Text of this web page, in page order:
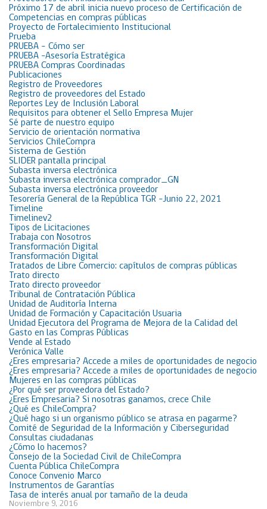
Próximo 17 de abril inicia nuevo proceso de Certificación de
Competencias en compras públicas
Proyecto de Fortalecimiento Institucional
Prueba
PRUEBA – Cómo ser
PRUEBA -Asesoría Estratégica
PRUEBA Compras Coordinadas
Publicaciones
Registro de Proveedores
Registro de proveedores del Estado
Reportes Ley de Inclusión Laboral
Requisitos para obtener el Sello Empresa Mujer
Sé parte de nuestro equipo
Servicio de orientación normativa
Servicios ChileCompra
Sistema de Gestión
SLIDER pantalla principal
Subasta inversa electrónica
Subasta inversa electrónica comprador_GN
Subasta inversa electrónica proveedor
Tesorería General de la República TGR -Junio 22, 2021
Timeline
Timelinev2
Tipos de Licitaciones
Trabaja con Nosotros
Transformación Digital
Transformación Digital
Tratados de Libre Comercio: capítulos de compras públicas
Trato directo
Trato directo proveedor
Tribunal de Contratación Pública
Unidad de Auditoría Interna
Unidad de Formación y Capacitación Usuaria
Unidad Ejecutora del Programa de Mejora de la Calidad del
Gasto en las Compras Públicas
Vende al Estado
Verónica Valle
¿Eres empresaria? Accede a miles de oportunidades de negocio
¿Eres empresaria? Accede a miles de oportunidades de negocio
Mujeres en las compras públicas
¿Por qué ser proveedora del Estado?
¿Eres Empresaria? Si nosotras ganamos, crece Chile
¿Qué es ChileCompra?
¿Qué hago si un organismo público se atrasa en pagarme?
Comité de Seguridad de la Información y Ciberseguridad
Consultas ciudadanas
¿Cómo lo hacemos?
Consejo de la Sociedad Civil de ChileCompra
Cuenta Pública ChileCompra
Conoce Convenio Marco
Instrumentos de Garantías
Tasa de interés anual por tamaño de la deuda
Noviembre 9, 2016